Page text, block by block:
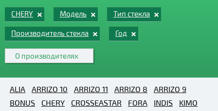
CHERY Модель Тип стекла
Производитель стекла Год
О производителях
ALIA ARRIZO 10 ARRIZO 11 ARRIZO 8
ARRIZO 9
BONUS
CHERY CROSSEASTAR FORA INDIS
KIMO